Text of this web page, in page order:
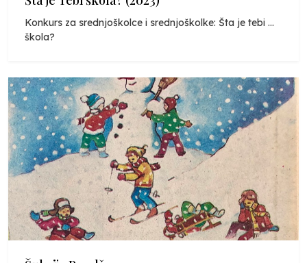
Konkurs za srednjoškolce i srednjoškolke: Šta je tebi ...
škola?